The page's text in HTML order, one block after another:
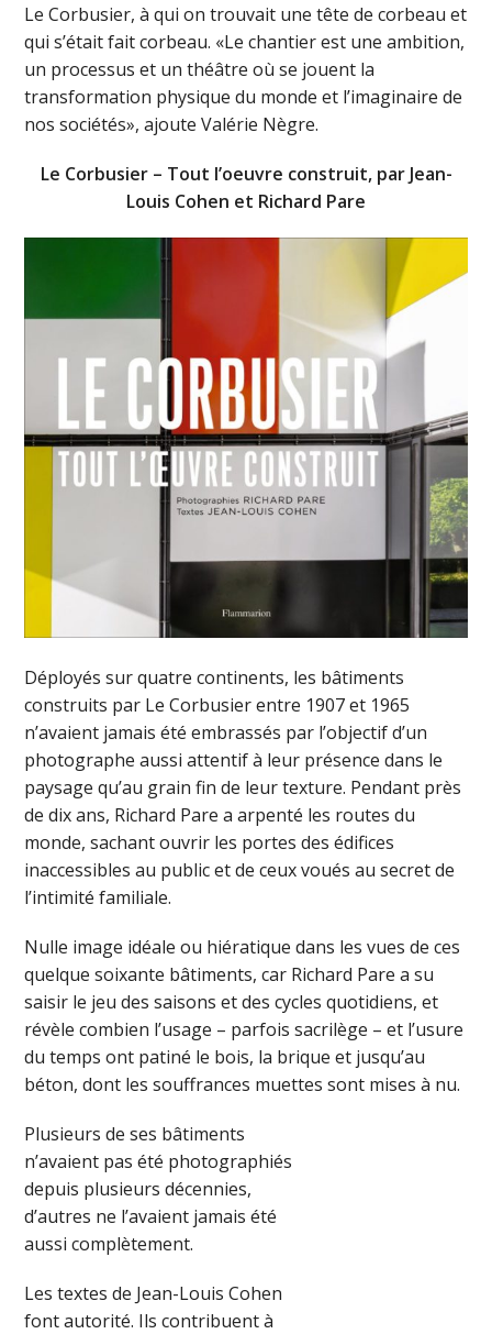
Le Corbusier, à qui on trouvait une tête de corbeau et
qui s’était fait corbeau. «Le chantier est une ambition,
un processus et un théâtre où se jouent la
transformation physique du monde et l’imaginaire de
nos sociétés», ajoute Valérie Nègre.
Le Corbusier – Tout l’oeuvre construit, par Jean-
Louis Cohen et Richard Pare
Déployés sur quatre continents, les bâtiments
construits par Le Corbusier entre 1907 et 1965
n’avaient jamais été embrassés par l’objectif d’un
photographe aussi attentif à leur présence dans le
paysage qu’au grain fin de leur texture. Pendant près
de dix ans, Richard Pare a arpenté les routes du
monde, sachant ouvrir les portes des édifices
inaccessibles au public et de ceux voués au secret de
l’intimité familiale.
Nulle image idéale ou hiératique dans les vues de ces
quelque soixante bâtiments, car Richard Pare a su
saisir le jeu des saisons et des cycles quotidiens, et
révèle combien l’usage – parfois sacrilège – et l’usure
du temps ont patiné le bois, la brique et jusqu’au
béton, dont les souffrances muettes sont mises à nu.
Plusieurs de ses bâtiments
n’avaient pas été photographiés
depuis plusieurs décennies,
d’autres ne l’avaient jamais été
aussi complètement.
Les textes de Jean-Louis Cohen
font autorité. Ils contribuent à